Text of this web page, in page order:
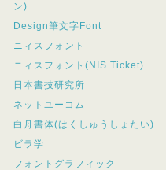
ン)
Design筆文字Font
ニィスフォント
ニィスフォント(NIS Ticket)
日本書技研究所
ネットユーコム
白舟書体(はくしゅうしょたい)
ビラ学
フォントグラフィック